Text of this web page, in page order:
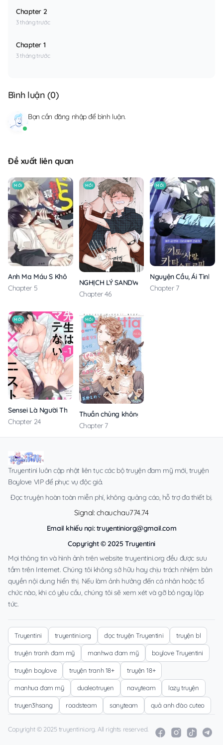
Chapter 2
3 tháng trước
Chapter 1
3 tháng trước
Bình luận (0)
Bạn cần đăng nhậpđể bình luận.
Đề xuất liên quan
MỚI
Anh Ma Máu S Không Cho Tôi Ngủ Yên
Chapter 5
MỚI
NGHỊCH LÝ SANDWICH
Chapter 46
MỚI
Nguyện Cầu, Ái Tình,
Chapter 7
MỚI
Sensei Là Người Thích Chơi Mông
Chapter 24
MỚI
Thuần chủng không rung động
Chapter 7
Truyentini luôn cập nhật liên tục các bộ truyện đam mỹ mới, truyện
Boylove VIP để phục vụ độc giả.
Đọc truyện hoàn toàn miễn phí, không quảng cáo, hỗ trợ đa thiết bị.
Signal: chauchau774.74
Email khiếu nại:truyentiniorg@gmail.com
Copyright © 2025 Truyentini
Mọi thông tin và hình ảnh trên website truyentini.org đều được sưu
tầm trên Internet. Chúng tôi không sở hữu hay chịu trách nhiệm bản
quyền nội dung hiển thị. Nếu làm ảnh hưởng đến cá nhân hoặc tổ
chức nào, khi có yêu cầu, chúng tôi sẽ xem xét và gỡ bỏ ngay lập
tức.
Truyentini truyentini.org đọc truyện Truyentini truyện bl
truyện tranh đam mỹ manhwa đam mỹ boylove Truyentini
truyện boylove truyện tranh 18+ truyện 18+
manhua đam mỹ dualeotruyen navyteam lazy truyện
truyen3hsang roadsteam sanyteam quả anh đào cuteo
Copyright © 2025 truyentini.org. All rights reserved.